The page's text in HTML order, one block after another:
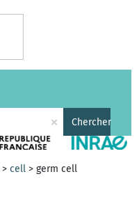
× Chercher
>cell >germ cell